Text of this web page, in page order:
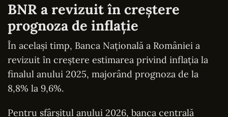
BNR a revizuit în creștere
prognoza de inflație
În același timp, Banca Națională a României a
revizuit în creștere estimarea privind inflația la
finalul anului 2025, majorând prognoza de la
8,8% la 9,6%.
Pentru sfârșitul anului 2026, banca centrală